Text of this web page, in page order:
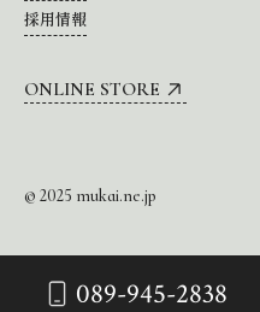
089-945-2838
採用情報
ONLINE STORE
© 2025 mukai.ne.jp